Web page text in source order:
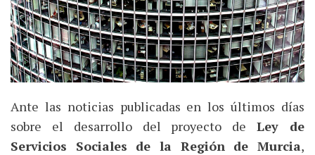
Ante las noticias publicadas en los últimos días
sobre el desarrollo del proyecto deLey de
Servicios Sociales de la Región de Murcia,